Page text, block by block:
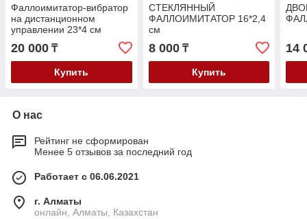
Фаллоимитатор-вибратор
на дистанционном
управлении 23*4 см
20 000 ₸
Купить
СТЕКЛЯННЫЙ
ФАЛЛОИМИТАТОР 16*2,4
см
8 000₸
Купить
14
О нас
Рейтинг не сформирован
Менее 5 отзывов за последний год
Работает с 06.06.2021
г. Алматы
онлайн, Алматы, Казахстан